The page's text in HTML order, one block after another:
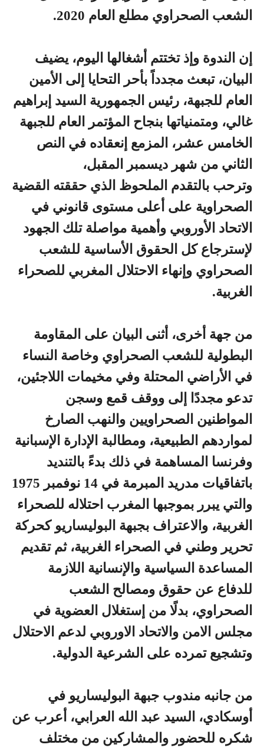
الشعب الصحراوي مطلع العام 2020.
إن الندوة وإذ تختتم أشغالها اليوم، يضيف
البيان، تبعث مجدداً بأحر التحايا إلى الأمين
العام للجبهة، رئيس الجمهورية السيد إبراهيم
غالي، ومتمنياتها بنجاح المؤتمر العام للجبهة
الخامس عشر، المزمع إنعقاده في النص
الثاني من شهر ديسمبر المقبل،
وترحب بالتقدم الملحوظ الذي حققته القضية
الصحراوية على أعلى مستوى قانوني في
الاتحاد الأوروبي وأهمية مواصلة تلك الجهود
لإسترجاع كل الحقوق الأساسية للشعب
الصحراوي وإنهاء الاحتلال المغربي للصحراء
الغربية.
من جهة أخرى، أثنى البيان على المقاومة
البطولية للشعب الصحراوي وخاصة النساء
في الأراضي المحتلة وفي مخيمات اللاجئين،
تدعو مجددًا إلى ووقف قمع وسجن
المواطنين الصحراويين والنهب الصارخ
لمواردهم الطبيعية، ومطالبة الإدارة الإسبانية
وفرنسا المساهمة في ذلك بدءً بالتنديد
باتفاقيات مدريد المبرمة في 14 نوفمبر 1975
والتي يبرر بموجبها المغرب احتلاله للصحراء
الغربية، والاعتراف بجبهة البوليساريو كحركة
تحرير وطني في الصحراء الغربية، ثم تقديم
المساعدة السياسية والإنسانية اللازمة
للدفاع عن حقوق ومصالح الشعب
الصحراوي، بدلًا من إستغلال العضوية في
مجلس الامن والاتحاد الاوروبي لدعم الاحتلال
وتشجيع تمرده على الشرعية الدولية.
من جانبه مندوب جبهة البوليساريو في
أوسكادي، السيد عبد الله العرابي، أعرب عن
شكره للحضور والمشاركين من مختلف